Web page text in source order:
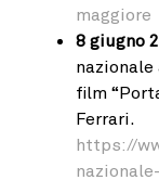
maggiore
8 giugno
nazionale
film
Ferrari.
https://